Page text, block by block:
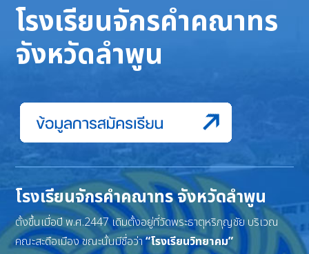
โรงเรียนจักรคำคณาทร
จังหวัดลำพูน
โรงเรียนจักรคำคณาทร จังหวัดลำพูน
ตั้งขึ้นเมื่อปี พ.ศ.2447 เดิมตั้งอยู่ที่วัดพระธาตุหริภุญชัย บริเวณ
คณะสะดือเมือง ขณะนั้นมีชื่อว่า“โรงเรียนวิทยาคม”